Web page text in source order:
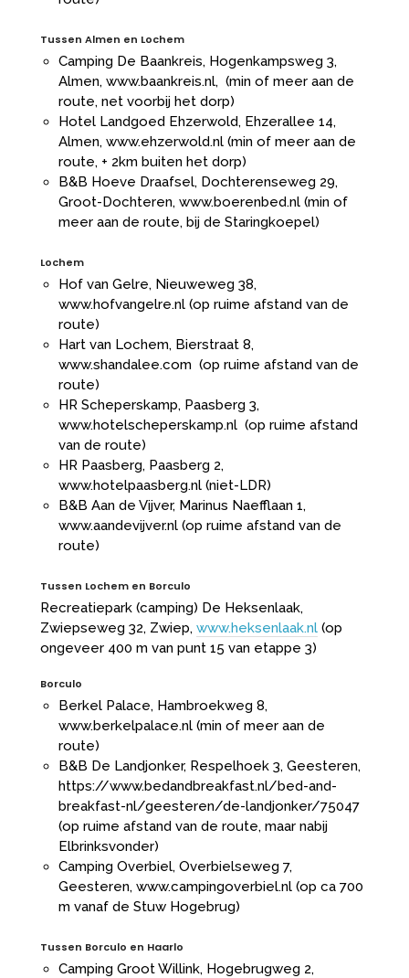
Tussen Almen en Lochem
Camping De Baankreis, Hogenkampsweg 3,
Almen, www.baankreis.nl, (min of meer aan de
route, net voorbij het dorp)
Hotel Landgoed Ehzerwold, Ehzerallee 14,
Almen, www.ehzerwold.nl (min of meer aan de
route, + 2km buiten het dorp)
B&B Hoeve Draafsel, Dochterenseweg 29,
Groot-Dochteren, www.boerenbed.nl (min of
meer aan de route, bij de Staringkoepel)
Lochem
Hof van Gelre, Nieuweweg 38,
www.hofvangelre.nl (op ruime afstand van de
route)
Hart van Lochem, Bierstraat 8,
www.shandalee.com (op ruime afstand van de
route)
HR Scheperskamp, Paasberg 3,
www.hotelscheperskamp.nl (op ruime afstand
van de route)
HR Paasberg, Paasberg 2,
www.hotelpaasberg.nl (niet-LDR)
B&B Aan de Vijver, Marinus Naefflaan 1,
www.aandevijver.nl (op ruime afstand van de
route)
Tussen Lochem en Borculo
Recreatiepark (camping) De Heksenlaak,
Zwiepseweg 32, Zwiep, www.heksenlaak.nl (op
ongeveer 400 m van punt 15 van etappe 3)
Borculo
Berkel Palace, Hambroekweg 8,
www.berkelpalace.nl (min of meer aan de
route)
B&B De Landjonker, Respelhoek 3, Geesteren,
https://www.bedandbreakfast.nl/bed-and-
breakfast-nl/geesteren/de-landjonker/75047
(op ruime afstand van de route, maar nabij
Elbrinksvonder)
Camping Overbiel, Overbielseweg 7,
Geesteren, www.campingoverbiel.nl (op ca 700
m vanaf de Stuw Hogebrug)
Tussen Borculo en Haarlo
Camping Groot Willink, Hogebrugweg 2,